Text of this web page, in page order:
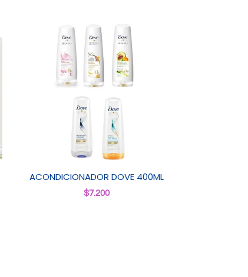
ACONDICIONADOR DOVE 400ML
$7.200